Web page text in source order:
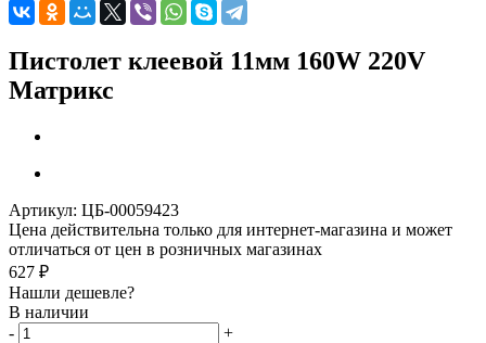
Пистолет клеевой 11мм 160W 220V
Матрикс
Артикул: ЦБ-00059423
Цена действительна только для интернет-магазина и может
отличаться от цен в розничных магазинах
627 ₽
Нашли дешевле?
В наличии
-
+